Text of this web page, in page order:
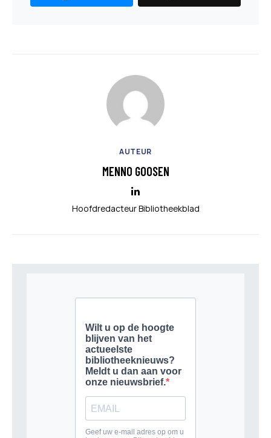
AUTEUR
MENNO GOOSEN
Hoofdredacteur Bibliotheekblad